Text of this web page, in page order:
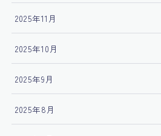
2025年11月
2025年10月
2025年9月
2025年8月